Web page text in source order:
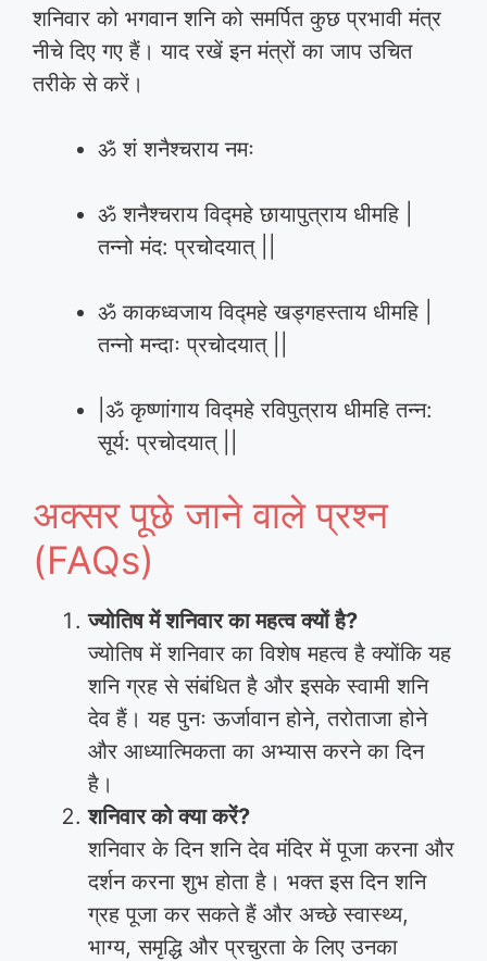
शनिवार को भगवान शनि को समर्पित कुछ प्रभावी मंत्र
नीचे दिए गए हैं। याद रखें इन मंत्रों का जाप उचित
तरीके से करें।
ॐ शं शनैश्चराय नमः
ॐ शनैश्चराय विद्महे छायापुत्राय धीमहि |
तन्नो मंद: प्रचोदयात् ||
ॐ काकध्वजाय विद्महे खड्गहस्ताय धीमहि |
तन्नो मन्दाः प्रचोदयात् ||
|ॐ कृष्णांगाय विद्महे रविपुत्राय धीमहि तन्न:
सूर्य: प्रचोदयात् ||
अक्सर पूछे जाने वाले प्रश्न
(FAQs)
ज्योतिष में शनिवार का महत्व क्यों है?
ज्योतिष में शनिवार का विशेष महत्व है क्योंकि यह
शनि ग्रह से संबंधित है और इसके स्वामी शनि
देव हैं। यह पुनः ऊर्जावान होने, तरोताजा होने
और आध्यात्मिकता का अभ्यास करने का दिन
है।
शनिवार को क्या करें?
शनिवार के दिन शनि देव मंदिर में पूजा करना और
दर्शन करना शुभ होता है। भक्त इस दिन शनि
ग्रह पूजा कर सकते हैं और अच्छे स्वास्थ्य,
भाग्य, समृद्धि और प्रचुरता के लिए उनका